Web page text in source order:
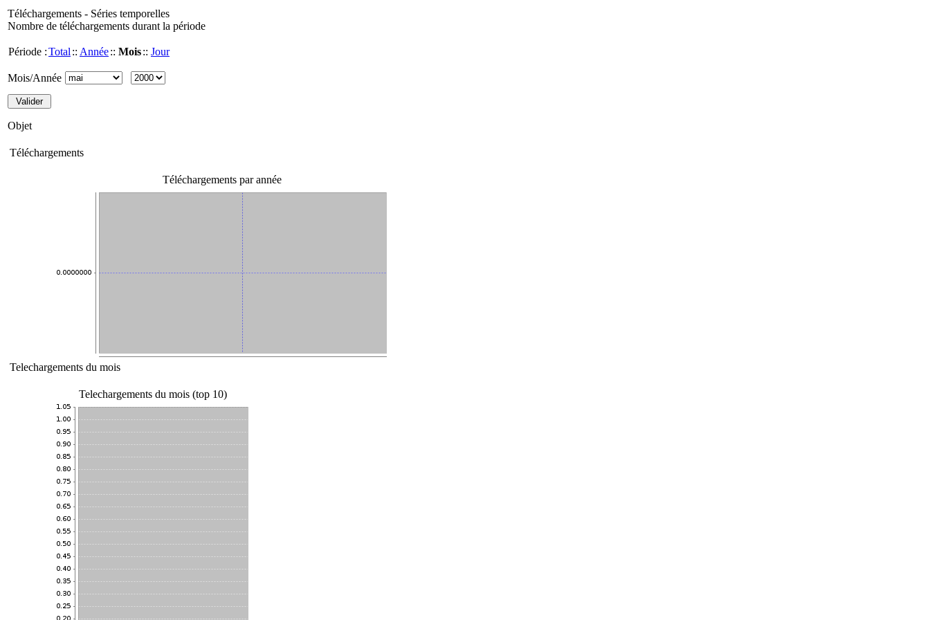
Téléchargements - Séries temporelles
Nombre de téléchargements durant la période
Période :Total :: Année:: Mois:: Jour
Mois/Année
Objet
Téléchargements
Téléchargements par année
Telechargements du mois
Telechargements du mois (top 10)